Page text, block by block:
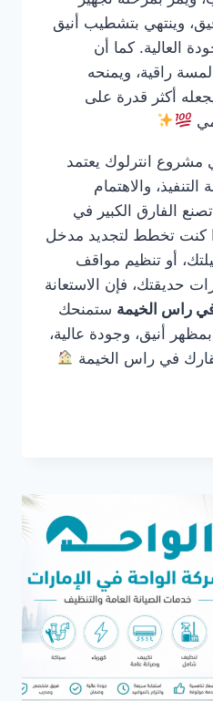
وينتهي بتشطيب أنيق
العالية. كما أن
راقية، ويمنحه
أكثر قدرة على
مشروع انترلوك يعتمد
والاهتمام
الفارق الكبير في
إذا كنت تخطط لتجديد مدخل
أو تنظيم مواقف
حديقتك، فإن الاستعانة
راس الخيمة ستمنحك
بمظهر أنيق، وجودة عالية،
في راس الخيمة